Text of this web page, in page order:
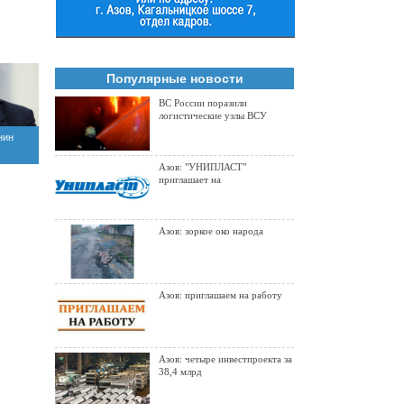
Популярные новости
ВС России поразили
логистические узлы ВСУ
Азов: "УНИПЛАСТ"
приглашает на
Азов: зоркое око народа
Азов: приглашаем на работу
Азов: четыре инвестпроекта за
38,4 млрд